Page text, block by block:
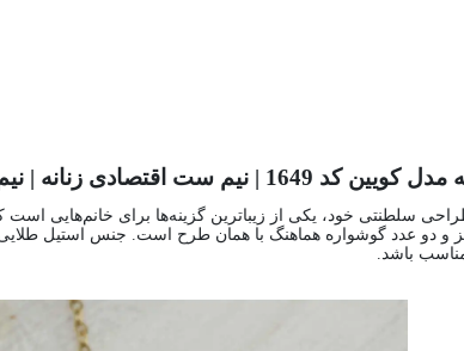
| نیم ست گوشواره و گردنبند دخترانه
سلطنتی خود، یکی از زیباترین گزینه‌ها برای خانم‌هایی
و دو عدد گوشواره هماهنگ با همان طرح است. جنس استیل
باشد.